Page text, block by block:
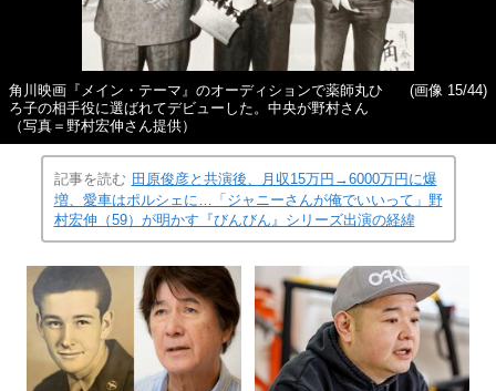
角川映画『メイン・テーマ』のオーディションで薬師丸ひ
ろ子の相手役に選ばれてデビューした。中央が野村さん
（写真＝野村宏伸さん提供）
(画像 15/44)
記事を読む 田原俊彦と共演後、月収15万円→6000万円に爆
増、愛車はポルシェに…「ジャニーさんが俺でいいって」野
村宏伸（59）が明かす『びんびん』シリーズ出演の経緯